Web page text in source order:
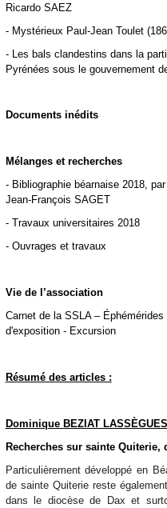
Ricardo SAEZ
- Mystérieux Paul-Jean Toulet
- Les bals clandestins dans la
Pyrénées sous le gouvernement
Documents inédits
Mélanges et recherches
- Bibliographie béarnaise 2018,
Jean-François SAGET
- Travaux universitaires 2018
- Ouvrages et travaux
Vie de l’association
Carnet de la SSLA –
d'exposition - Excursion
Résumé des articles :
Dominique BEZIAT LASSÈGUES
Recherches sur sainte Quiterie,
Particulièrement développé en
de sainte Quiterie reste
dans le diocèse de Dax et